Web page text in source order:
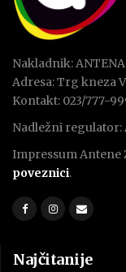
Nakladnik:
Adresa: Trg kneza
Kontakt: 023/777-
Nadležni regulator:
Impressum Antene
poveznici.
Najčitanije